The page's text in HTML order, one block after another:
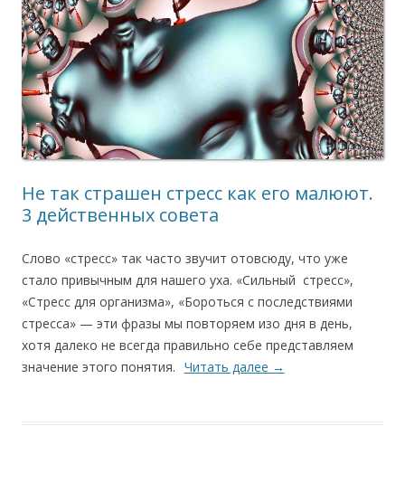
Не так страшен стресс как его малюют.
3 действенных совета
Слово «стресс» так часто звучит отовсюду, что уже
стало привычным для нашего уха. «Сильный стресс»,
«Стресс для организма», «Бороться с последствиями
стресса» — эти фразы мы повторяем изо дня в день,
хотя далеко не всегда правильно себе представляем
значение этого понятия. Читать далее →